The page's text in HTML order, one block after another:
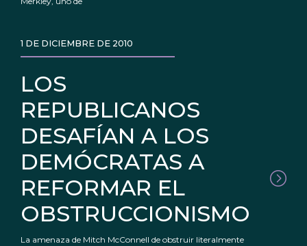
LOS
REPUBLICANOS
DESAFÍAN A LOS
DEMÓCRATAS A
REFORMAR EL
OBSTRUCCIONISMO
1 DE DICIEMBRE DE 2010
La amenaza de Mitch McConnell de obstruir literalmente